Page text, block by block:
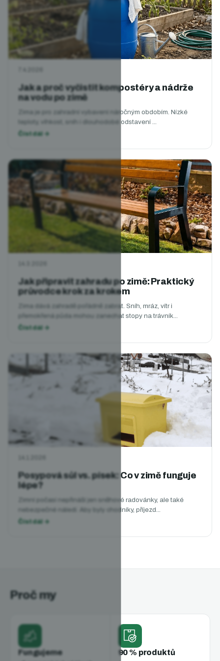
Jak a proč vyčistit kompostéry a nádrže
na vodu po zimě
Zima je pro zahradní vybavení náročným obdobím. Nízké
teploty, vlhkost, sníh i dlouhodobé odstavení ...
Jak připravit zahradu po zimě: Praktický
průvodce krok za krokem
Zima dává zahradě pořádně zabrat. Sníh, mráz, vítr i
přemokřená půda mohou zanechat stopy na trávník...
Posypová sůl vs. písek: Co v zimě funguje
lépe?
Zimní počasí nepřináší jen sněhové radovánky, ale také
nebezpečné náledí. Aby byly chodníky, příjezd...
Proč my
Fungujeme 90 % produktů